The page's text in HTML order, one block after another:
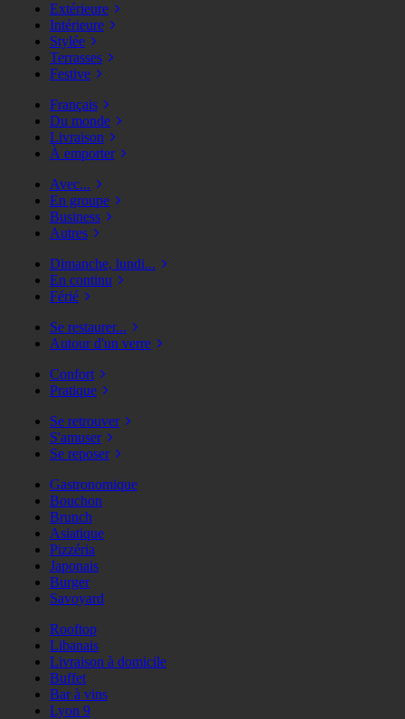
Extérieure
Intérieure
Stylée
Terrasses
Festive
Français
Du monde
Livraison
À emporter
Avec...
En groupe
Business
Autres
Dimanche, lundi...
En continu
Férié
Se restaurer...
Autour d'un verre
Confort
Pratique
Se retrouver
S'amuser
Se reposer
Gastronomique
Bouchon
Brunch
Asiatique
Pizzéria
Japonais
Burger
Savoyard
Rooftop
Libanais
Livraison à domicile
Buffet
Bar à vins
Lyon 9